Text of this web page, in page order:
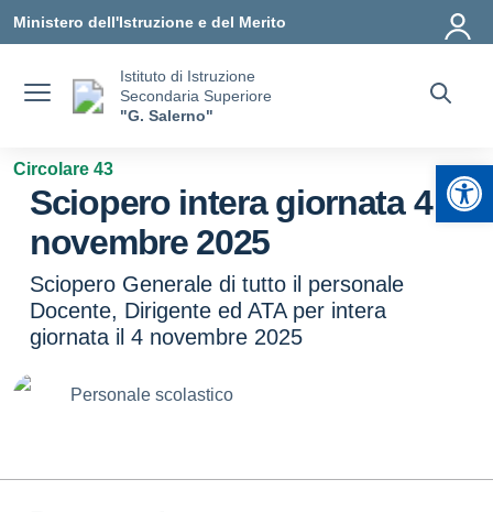
Ministero dell'Istruzione e del Merito
Istituto di Istruzione
Secondaria Superiore
"G. Salerno"
Circolare 43
Sciopero intera giornata 4
novembre 2025
Sciopero Generale di tutto il personale
Docente, Dirigente ed ATA per intera
giornata il 4 novembre 2025
Personale scolastico